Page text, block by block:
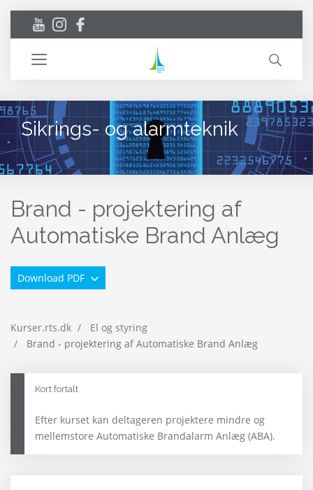
Toggle
Sikrings- og alarmteknik
Brand - projektering af
Automatiske Brand Anlæg
Download PDF
Kurser.rts.dk
El og styring
Brand - projektering af Automatiske Brand Anlæg
Kort fortalt
Efter kurset kan deltageren projektere mindre og
mellemstore Automatiske Brandalarm Anlæg (ABA).